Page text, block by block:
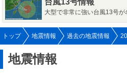
台風13号情報
大型で非常に強い台風13号
トップ 地震情報 過去の地震情報
地震情報